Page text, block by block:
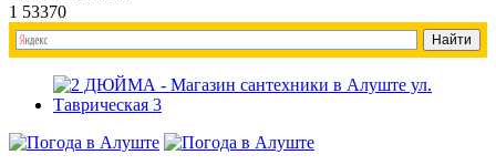
1 53370